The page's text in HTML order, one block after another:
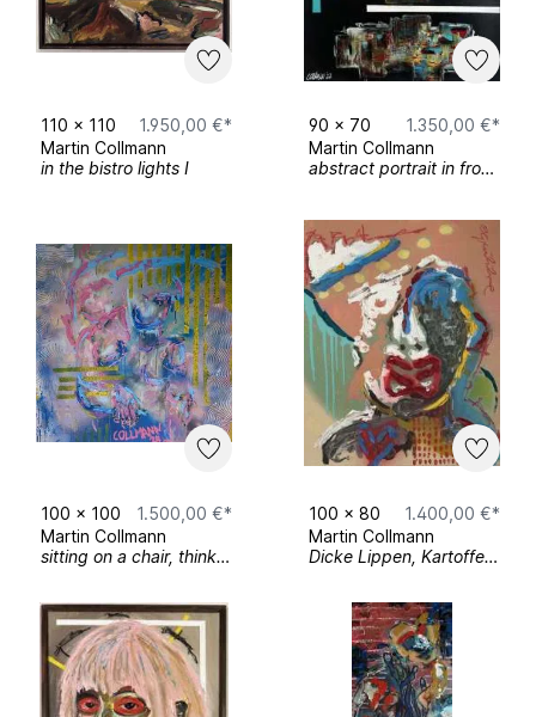
vormorgen, Kunstverein Gütersloh (2020)
Contra, Lutherhaus Osnabrück (2019)
Schauräume, Kesselbrink Bielefeld (2019),
Gedankensplitter, Kunstverein Dissen
(2019)
110 x 110
1.950,00 €*
Martin Collmann
in the bistro lights I
90 x 70
1.350,00 €*
Martin Collmann
abstract portrait in front of black with a geometric head and turquoise/ white stripes
100 x 100
1.500,00 €*
Martin Collmann
sitting on a chair, thinking of the future
100 x 80
1.400,00 €*
Martin Collmann
Dicke Lippen, Kartoffelsalat